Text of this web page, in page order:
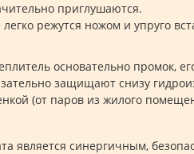
приглушаются.
режутся ножом и упруго
основательно промок,
защищают снизу
(от паров из жилого
является синергичным,